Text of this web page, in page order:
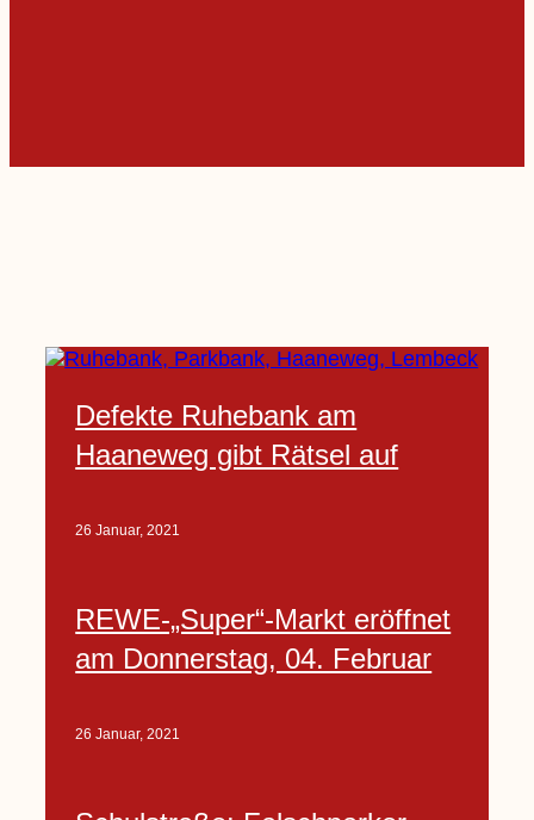
Defekte Ruhebank am
Haaneweg gibt Rätsel auf
26 Januar, 2021
REWE-„Super“-Markt eröffnet
am Donnerstag, 04. Februar
26 Januar, 2021